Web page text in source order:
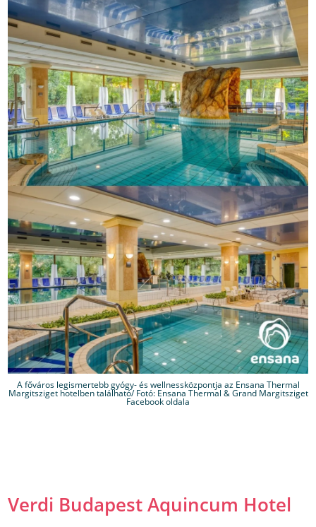
A főváros legismertebb gyógy- és wellnessközpontja az Ensana Thermal
Margitsziget hotelben található/ Fotó: Ensana Thermal & Grand Margitsziget
Facebook oldala
Verdi Budapest Aquincum Hotel